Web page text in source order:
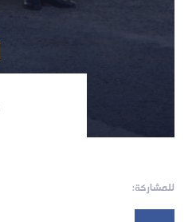
للمشاركة: